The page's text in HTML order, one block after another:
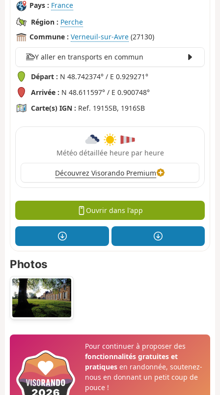
Pays : France
Région : Perche
Commune : Verneuil-sur-Avre (27130)
Y aller en transports en commun
Départ : N 48.742374° / E 0.929271°
Arrivée : N 48.611597° / E 0.900748°
Carte(s) IGN : Ref. 1915SB, 1916SB
Météo détaillée heure par heure
Découvrez Visorando Premium
Ouvrir dans l'app
Photos
Pour continuer à proposer des
fonctionnalités gratuites et
pratiquesen randonnée, soutenez-
nous en donnant un petit coup de
pouce !